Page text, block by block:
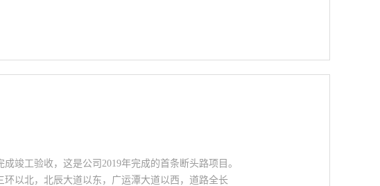
竣工验收，这是公司2019年完成的首条断头路项目。
以北，北辰大道以东，广运潭大道以西，道路全长